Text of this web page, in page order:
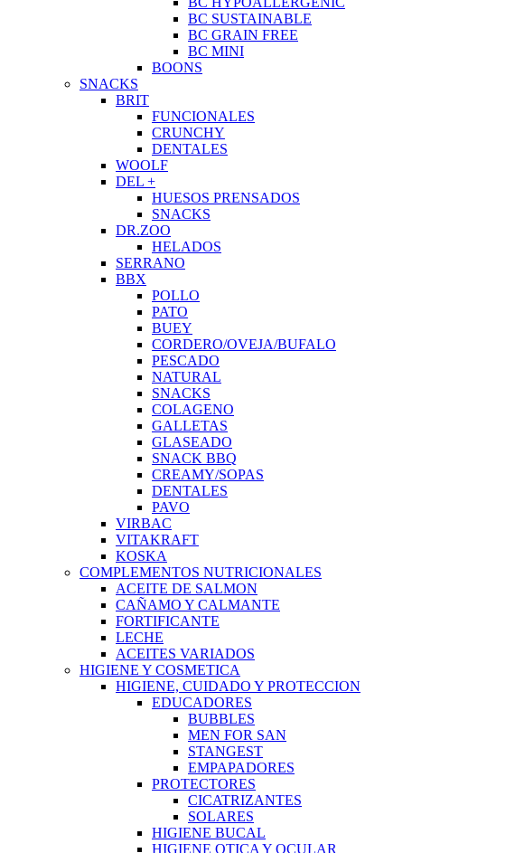
BC SUSTAINABLE
BC GRAIN FREE
BC MINI
BOONS
SNACKS
BRIT
FUNCIONALES
CRUNCHY
DENTALES
WOOLF
DEL +
HUESOS PRENSADOS
SNACKS
DR.ZOO
HELADOS
SERRANO
BBX
POLLO
PATO
BUEY
CORDERO/OVEJA/BUFALO
PESCADO
NATURAL
SNACKS
COLAGENO
GALLETAS
GLASEADO
SNACK BBQ
CREAMY/SOPAS
DENTALES
PAVO
VIRBAC
VITAKRAFT
KOSKA
COMPLEMENTOS NUTRICIONALES
ACEITE DE SALMON
CAÑAMO Y CALMANTE
FORTIFICANTE
LECHE
ACEITES VARIADOS
HIGIENE Y COSMETICA
HIGIENE, CUIDADO Y PROTECCION
EDUCADORES
BUBBLES
MEN FOR SAN
STANGEST
EMPAPADORES
PROTECTORES
CICATRIZANTES
SOLARES
HIGIENE BUCAL
HIGIENE OTICA Y OCULAR